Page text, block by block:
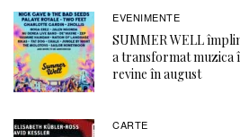
EVENIMENTE
SUMMER WELL
a transformat
revine în august
CARTE